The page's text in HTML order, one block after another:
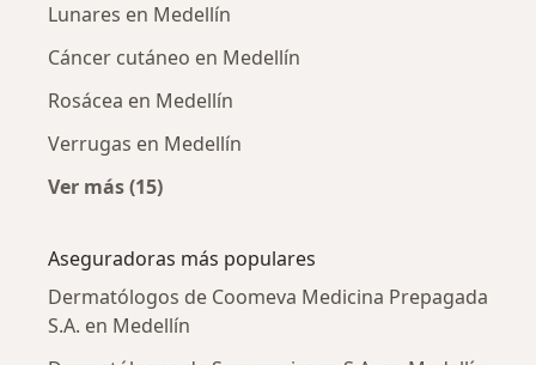
Lunares en Medellín
Cáncer cutáneo en Medellín
Rosácea en Medellín
Verrugas en Medellín
Ver más (15)
Aseguradoras más populares
Dermatólogos de Coomeva Medicina Prepagada
S.A. en Medellín